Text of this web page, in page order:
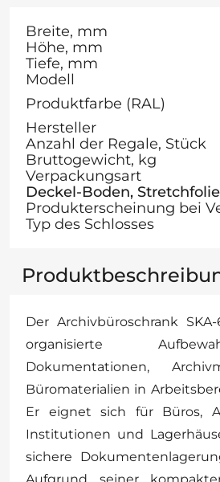
Breite, mm
Höhe, mm
Tiefe, mm
Modell
Produktfarbe (RAL)
Hersteller
Anzahl der Regale, Stück
Bruttogewicht, kg
Verpackungsart
Deckel-Boden, Stretchfolie
Produkterscheinung bei
Typ des Schlosses
Der Archivbüroschrank
organisierte
Dokumentationen,
Büromaterialien in
Er eignet sich für Büros,
Institutionen und
sichere